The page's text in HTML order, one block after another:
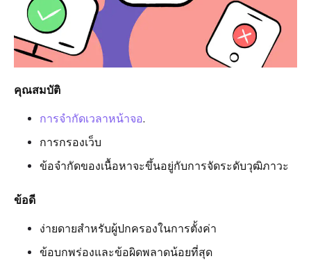
คุณสมบัติ
การจำกัดเวลาหน้าจอ.
การกรองเว็บ
ข้อจำกัดของเนื้อหาจะขึ้นอยู่กับการจัดระดับวุฒิภาวะ
ข้อดี
ง่ายดายสำหรับผู้ปกครองในการตั้งค่า
ข้อบกพร่องและข้อผิดพลาดน้อยที่สุด